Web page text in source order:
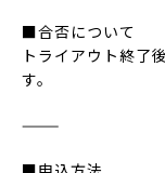
■合否について
トライアウト終了
す。
⸻